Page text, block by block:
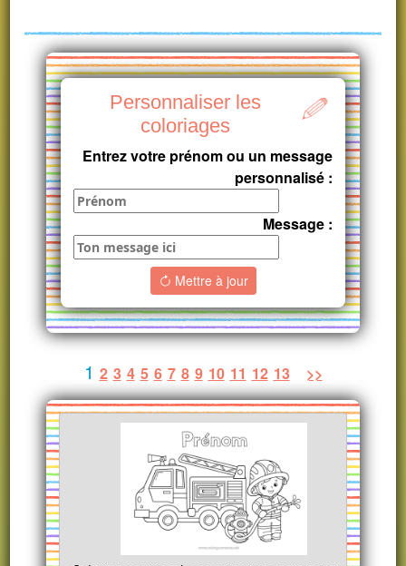
Personnaliser les
coloriages
Entrez votre prénom ou un message
personnalisé :
Message :
Mettre à jour
1 2 3 4 5 6 7 8 9 10 11 12 13 >>